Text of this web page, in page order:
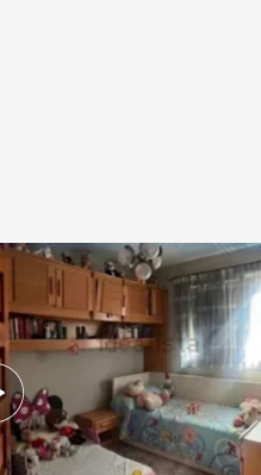
en la casa de Óscar López,
del zulo de